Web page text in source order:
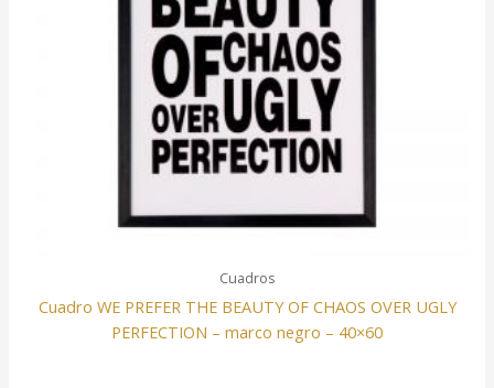
Cuadros
Cuadro WE PREFER THE BEAUTY OF CHAOS OVER UGLY
PERFECTION – marco negro – 40×60